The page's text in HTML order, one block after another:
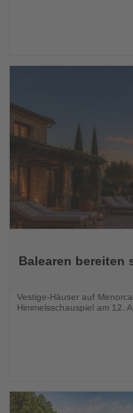
dieBalearen bereiten
Vestige-Häuser auf
Himmelsschauspiel am 12.